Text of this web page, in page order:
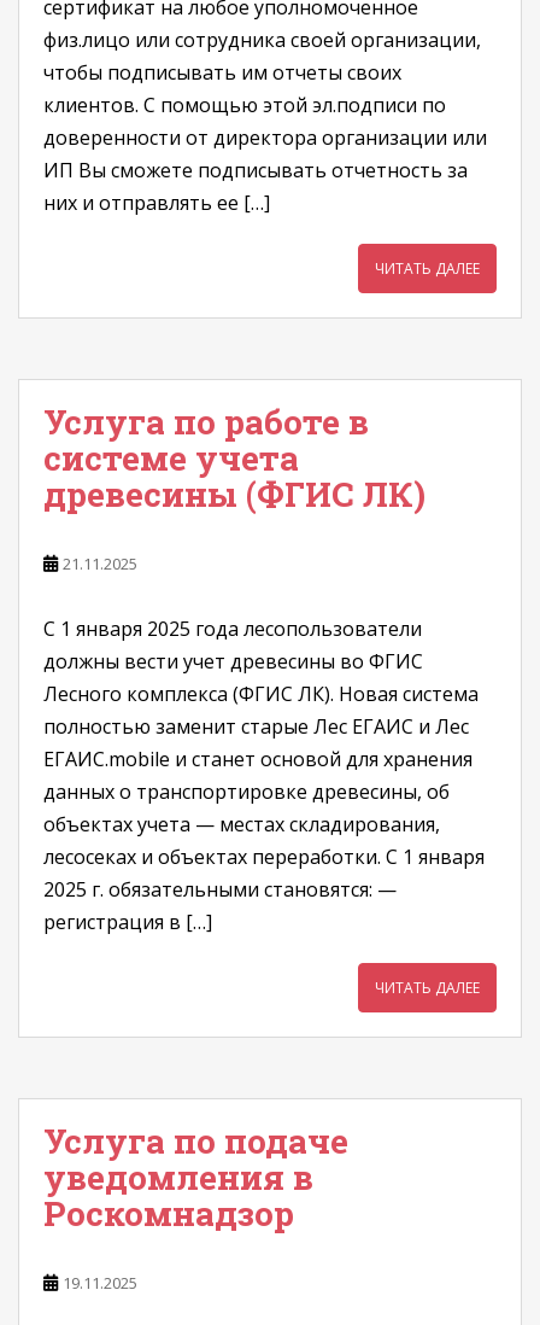
сертификат на любое уполномоченное
физ.лицо или сотрудника своей организации,
чтобы подписывать им отчеты своих
клиентов. С помощью этой эл.подписи по
доверенности от директора организации или
ИП Вы сможете подписывать отчетность за
них и отправлять ее […]
ЧИТАТЬ ДАЛЕЕ
Услуга по работе в
системе учета
древесины (ФГИС ЛК)
21.11.2025
С 1 января 2025 года лесопользователи
должны вести учет древесины во ФГИС
Лесного комплекса (ФГИС ЛК). Новая система
полностью заменит старые Лес ЕГАИС и Лес
ЕГАИС.mobile и станет основой для хранения
данных о транспортировке древесины, об
объектах учета — местах складирования,
лесосеках и объектах переработки. С 1 января
2025 г. обязательными становятся: —
регистрация в […]
ЧИТАТЬ ДАЛЕЕ
Услуга по подаче
уведомления в
Роскомнадзор
19.11.2025